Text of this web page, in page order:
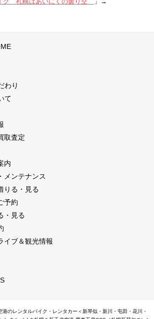
わり
て
取査定
内
メンテナンス
りる・見る
予約
・見る
イブ＆観光情報
のレンタルバイク・レンタカー＜新琴似・新川・屯田・花川・